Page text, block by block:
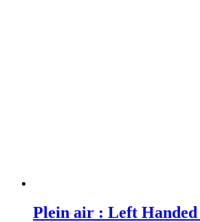
Plein air : Left